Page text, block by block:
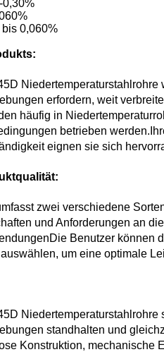
0,30%
0,060%
erfordern, weit
häufig in
betrieben
eignen sie sich
zwei verschiedene
und Anforderungen an
Benutzer können
um eine optimale
standhalten und
Konstruktion, mechanische